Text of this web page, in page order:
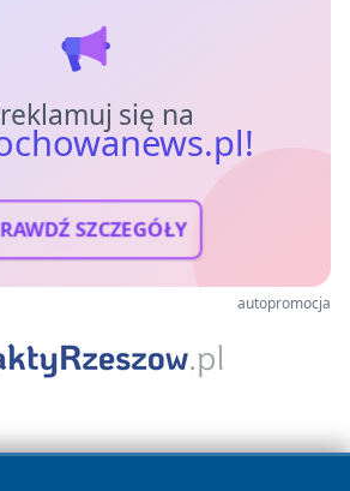
się na
SZCZEGÓŁY
autopromocja